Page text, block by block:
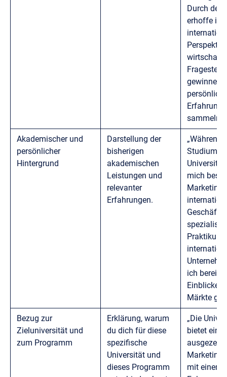
Durch den
erhoffe ich
gewinnen
sammeln.“
Akademischer und
persönlicher
Hintergrund
Darstellung der
bisherigen
akademischen
Leistungen und
relevanter
Erfahrungen.
„Während
Studiums
mich
Marketing
Praktikum
ich bereits
Einblicke
Märkte
Bezug zur
Zieluniversität und
zum Programm
Erklärung, warum
du dich für diese
spezifische
Universität und
dieses Programm
„Die
bietet ein
mit einem